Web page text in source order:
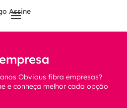
Obvious fibra empresas?
e conheça melhor cada opção